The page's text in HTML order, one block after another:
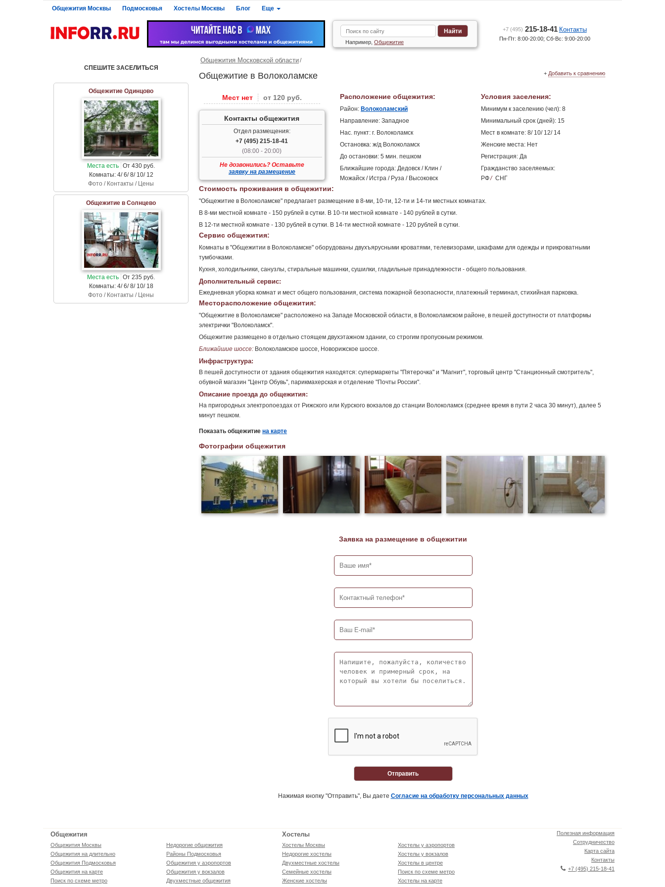
Общежития Москвы Подмосковья Хостелы Москвы Блог Еще
Найти
Например, Общежитие
+7 (495) 215-18-41 Контакты
Пн-Пт: 8:00-20:00; Сб-Вс: 9:00-20:00
СПЕШИТЕ ЗАСЕЛИТЬСЯ
Общежитие Одинцово
Места есть От 430 руб.
Комнаты: 4/ 6/ 8/ 10/ 12
Фото / Контакты / Цены
Общежитие в Солнцево
Места есть От 235 руб.
Комнаты: 4/ 6/ 8/ 10/ 18
Фото / Контакты / Цены
Общежития Московской области
Общежитие в Волоколамске + Добавить к сравнению
Мест нет от 120 руб.
Контакты общежития
Отдел размещения:
+7 (495) 215-18-41
(08:00 - 20:00)
Не дозвонились? Оставьте
заявку на размещение
Расположение общежития:
Район: Волоколамский
Направление: Западное
Нас. пункт: г. Волоколамск
Остановка: ж/д Волоколамск
До остановки: 5 мин. пешком
Ближайшие города: Дедовск / Клин /
Можайск / Истра / Руза / Высоковск
Условия заселения:
Минимум к заселению (чел): 8
Минимальный срок (дней): 15
Мест в комнате: 8/ 10/ 12/ 14
Женские места: Нет
Регистрация: Да
Гражданство заселяемых:
РФ/ СНГ
Стоимость проживания в общежитии:
"Общежитие в Волоколамске" предлагает размещение в 8-ми, 10-ти, 12-ти и 14-ти местных комнатах.
В 8-ми местной комнате - 150 рублей в сутки. В 10-ти местной комнате - 140 рублей в сутки.
В 12-ти местной комнате - 130 рублей в сутки. В 14-ти местной комнате - 120 рублей в сутки.
Сервис общежития:
Комнаты в "Общежитии в Волоколамске" оборудованы двухъярусными кроватями, телевизорами, шкафами для одежды и прикроватными
тумбочками.
Кухня, холодильники, санузлы, стиральные машинки, сушилки, гладильные принадлежности - общего пользования.
Дополнительный сервис:
Ежедневная уборка комнат и мест общего пользования, система пожарной безопасности, платежный терминал, стихийная парковка.
Месторасположение общежития:
"Общежитие в Волоколамске" расположено на Западе Московской области, в Волоколамском районе, в пешей доступности от платформы
электрички "Волоколамск".
Общежитие размещено в отдельно стоящем двухэтажном здании, со строгим пропускным режимом.
Ближайшие шоссе: Волоколамское шоссе, Новорижское шоссе.
Инфраструктура:
В пешей доступности от здания общежития находятся: супермаркеты "Пятерочка" и "Магнит", торговый центр "Станционный смотритель",
обувной магазин "Центр Обувь", парикмахерская и отделение "Почты России".
Описание проезда до общежития:
На пригородных электропоездах от Рижского или Курского вокзалов до станции Волоколамск (среднее время в пути 2 часа 30 минут), далее 5
минут пешком.
Показать общежитие на карте
Фотографии общежития
Заявка на размещение в общежитии
Отправить
Нажимая кнопку "Отправить", Вы даете Согласие на обработку персональных данных
Общежития
Общежития Москвы
Общежития на длительно
Общежития Подмосковья
Общежития на карте
Поиск по схеме метро
Недорогие общежития
Районы Подмосковья
Общежития у аэропортов
Общежития у вокзалов
Двухместные общежития
Хостелы
Хостелы Москвы
Недорогие хостелы
Двухместные хостелы
Семейные хостелы
Женские хостелы
Хостелы у аэропортов
Хостелы у вокзалов
Хостелы в центре
Поиск по схеме метро
Хостелы на карте
Полезная информация
Сотрудничество
Карта сайта
Контакты
+7 (495) 215-18-41